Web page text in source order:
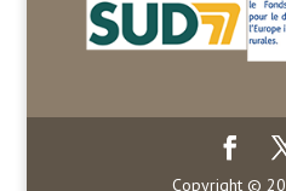
Copyright ©